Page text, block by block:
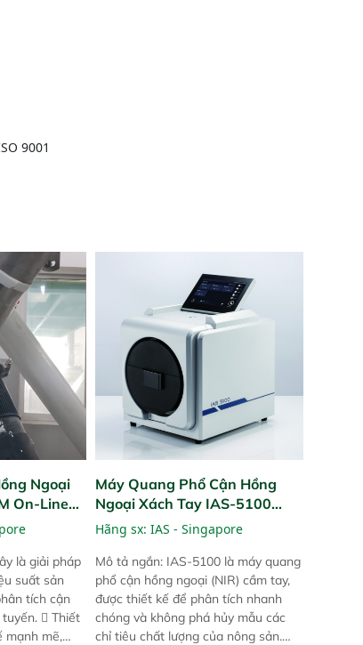
9001
Ngoại
On-Line
là giải pháp
suất sản
tích cận
 Thiết
mạnh mẽ,
Máy Quang Phổ Cận Hồng
Ngoại Xách Tay IAS-5100
Portable NIR Analyzer
Hãng sx: IAS - Singapore
Mô tả ngắn: IAS-5100 là máy quang
phổ cận hồng ngoại (NIR) cầm tay,
được thiết kế để phân tích nhanh
chóng và không phá hủy mẫu các
chỉ tiêu chất lượng của nông sản.